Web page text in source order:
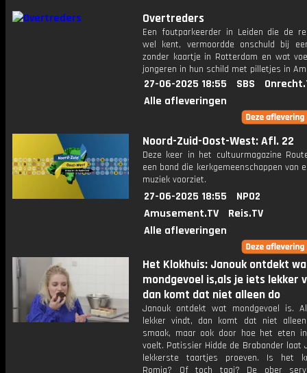
Overtreders
Een foutparkeerder in Leiden die de
wel kent, vermoordde onschuld bij
zonder kaartje in Rotterdam en wat
jongeren in hun schild met pilletjes in
27-06-2025 18:55 SBS
Alle afleveringen
Noord-Zuid-Oost-West: Afl. 22
Deze keer in het cultuurmagazine
een band die kerkgemeenschappen van
muziek voorziet.
27-06-2025 18:55
NPO2
Amusement.TV
Reis.TV
Alle afleveringen
Het Klokhuis: Janouk ontdekt
mondgevoel is,als je iets lekker
dan komt dat niet alleen do
Janouk ontdekt wat mondgevoel is.
lekker vindt, dan komt dat niet
smaak, maar ook door hoe het eten
voelt. Patissier Hidde de Brabander laat
lekkerste taartjes proeven. Is het
Romig? Of toch taai? De ober